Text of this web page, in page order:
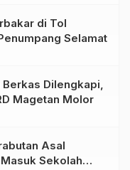
di Tol
Selamat
Dilengkapi,
Magetan Molor
Asal
Sekolah